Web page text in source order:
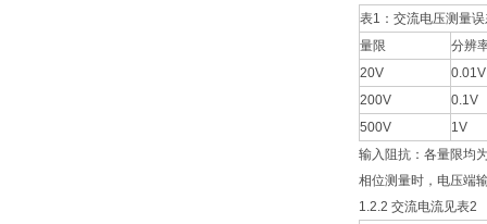
表1：交流电压测量
量限
分辨
20V
0.01V
200V
0.1V
500V
1V
输入阻抗：各量限均
相位测量时，电压端
1.2.2 交流电流见表2